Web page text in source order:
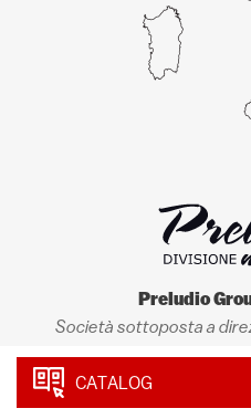
Preludio
Società sottoposta a
Preludio
CATALOG